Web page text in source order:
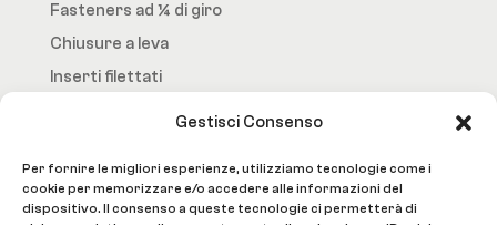
Gestisci Consenso
Per fornire le migliori esperienze, utilizziamo tecnologie come i
cookie per memorizzare e/o accedere alle informazioni del
dispositivo. Il consenso a queste tecnologie ci permetterà di
Fasteners ad ¼ di giro
Chiusure a leva
Inserti filettati
Home Page
Azienda